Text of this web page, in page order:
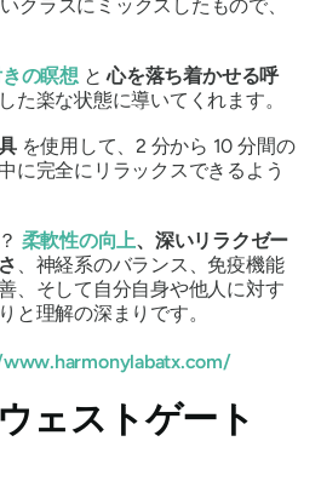
クラスにミックスしたもので、
の瞑想と心を落ち着かせる呼
た楽な状態に導いてくれます。
を使用して、2 分から 10 分間の
に完全にリラックスできるよう
柔軟性の向上、深いリラクゼー
、神経系のバランス、免疫機能
、そして自分自身や他人に対す
と理解の深まりです。
ェストゲート